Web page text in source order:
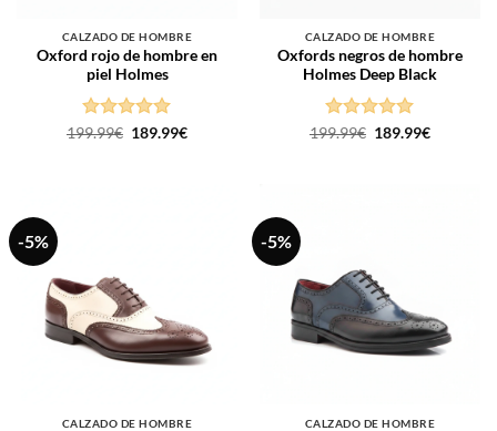
CALZADO DE HOMBRE
Oxford rojo de hombre en
piel Holmes
Puntuado
199.99€ El
189.99€El
CALZADO DE HOMBRE
Oxfords negros de hombre
Holmes Deep Black
Puntuado
199.99€ El
189.99€El
-5%
CALZADO DE HOMBRE
-5%
CALZADO DE HOMBRE